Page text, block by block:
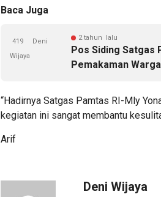
Baca Juga
2 tahun lalu
Pos Siding Satgas
Pemakaman
419
Deni
Wijaya
“Hadirnya Satgas Pamtas RI-Mly
kegiatan ini sangat membantu
Arif
Deni Wijaya